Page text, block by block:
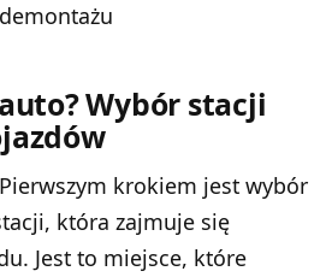
Wybór stacji
krokiem jest wybór
która zajmuje się
Jest to miejsce, które